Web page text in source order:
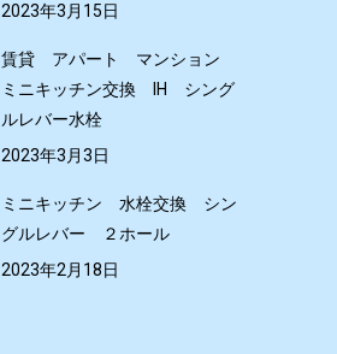
2023年3月15日
賃貸 アパート マンション
ミニキッチン交換 IH シング
ルレバー水栓
2023年3月3日
ミニキッチン 水栓交換 シン
グルレバー ２ホール
2023年2月18日